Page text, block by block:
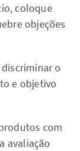
coloque
objeções
o
e objetivo
com
avaliação